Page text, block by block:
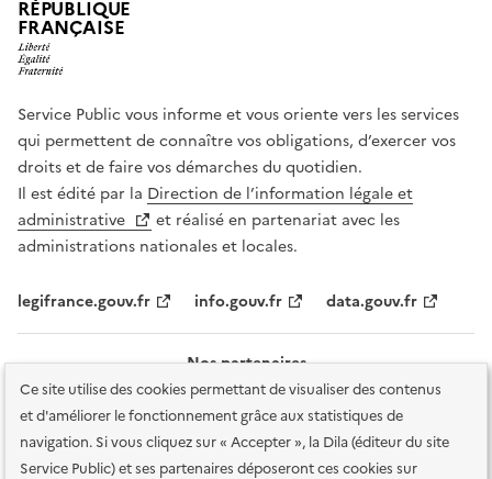
Ce site utilise des cookies permettant de visualiser des contenus
et d'améliorer le fonctionnement grâce aux statistiques de
navigation. Si vous cliquez sur « Accepter », la Dila (éditeur du site
Service Public) et ses partenaires déposeront ces cookies sur
RÉPUBLIQUE
FRANÇAISE
Service Public vous informe et vous oriente vers les services
qui permettent de connaître vos obligations, d’exercer vos
droits et de faire vos démarches du quotidien.
Il est édité par la Direction de l’information légale et
administrative
et réalisé en partenariat avec les
administrations nationales et locales.
legifrance.gouv.fr info.gouv.fr data.gouv.fr
Nos partenaires